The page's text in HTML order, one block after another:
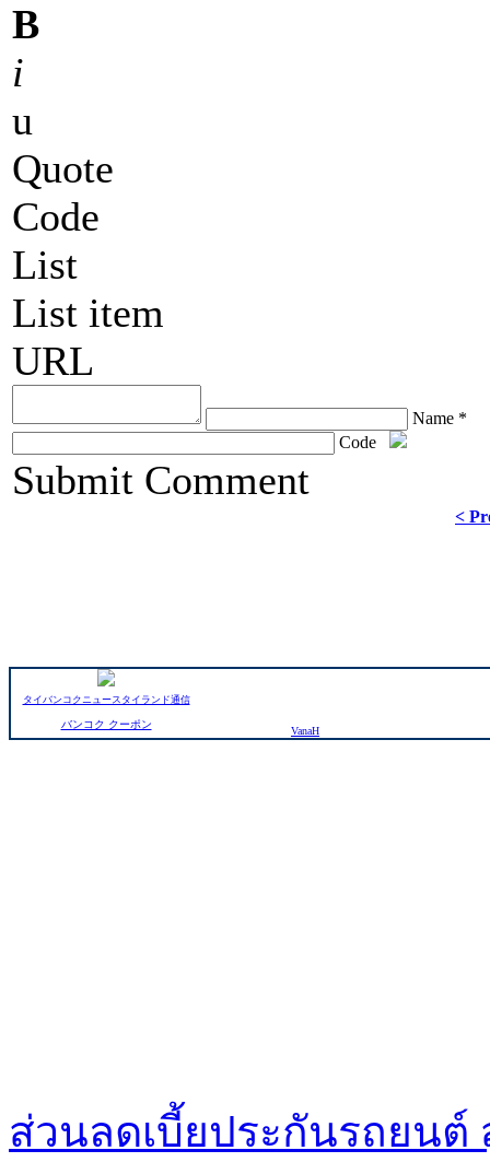
B
i
u
Quote
Code
List
List item
URL
Name *
Code
Submit Comment
<
タイバンコクニュースタイランド通信
バンコク クーポン
VanaH
ส่วนลดเบี้ยประกันรถยนต์